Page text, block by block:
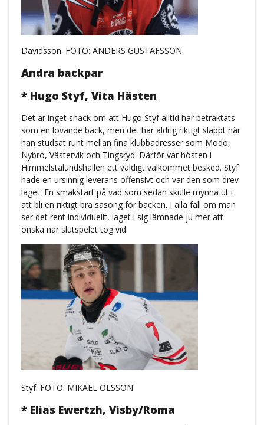
Davidsson. FOTO: ANDERS GUSTAFSSON
Andra backpar
* Hugo Styf, Vita Hästen
Det är inget snack om att Hugo Styf alltid har betraktats
som en lovande back, men det har aldrig riktigt släppt när
han studsat runt mellan fina klubbadresser som Modo,
Nybro, Västervik och Tingsryd. Därför var hösten i
Himmelstalundshallen ett väldigt välkommet besked. Styf
hade en ursinnig leverans offensivt och var den som drev
laget. En smakstart på vad som sedan skulle mynna ut i
att bli en riktigt bra säsong för backen. I alla fall om man
ser det rent individuellt, laget i sig lämnade ju mer att
önska när slutspelet tog vid.
Styf. FOTO: MIKAEL OLSSON
* Elias Ewertzh, Visby/Roma